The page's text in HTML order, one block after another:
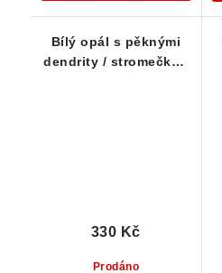
Bílý opál s pěknými
dendrity / stromečky -
Prodáno
330 Kč